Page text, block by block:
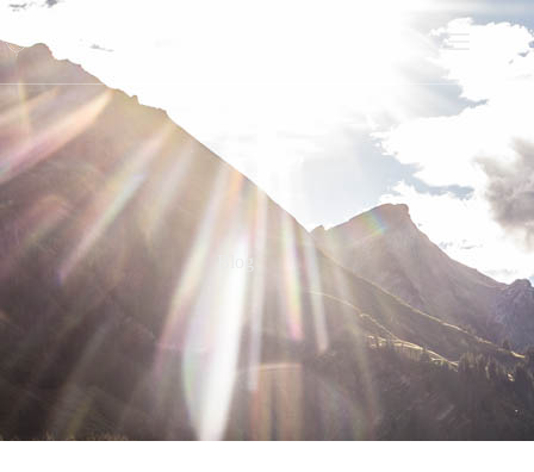
Passer
contenu
Blog